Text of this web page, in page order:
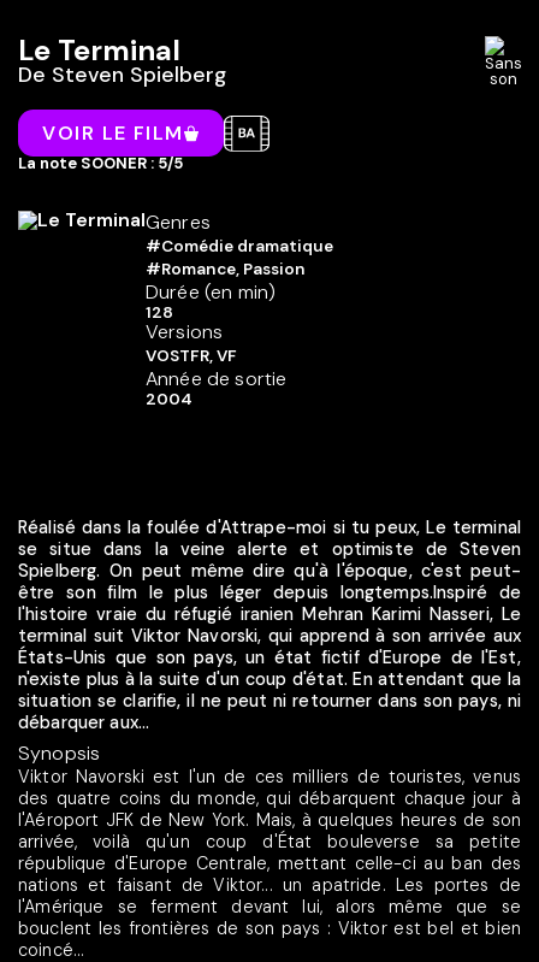
Le Terminal
De Steven Spielberg
VOIR LE FILM
La note SOONER : 5/5
Genres
#Comédie dramatique
#Romance, Passion
Durée (en min)
128
Versions
VOSTFR, VF
Année de sortie
2004
Réalisé dans la foulée d'Attrape-moi si tu peux, Le terminal
se situe dans la veine alerte et optimiste de Steven
Spielberg. On peut même dire qu'à l'époque, c'est peut-
être son film le plus léger depuis longtemps.Inspiré de
l'histoire vraie du réfugié iranien Mehran Karimi Nasseri, Le
terminal suit Viktor Navorski, qui apprend à son arrivée aux
États-Unis que son pays, un état fictif d'Europe de l'Est,
n'existe plus à la suite d'un coup d'état. En attendant que la
situation se clarifie, il ne peut ni retourner dans son pays, ni
débarquer aux...
Synopsis
Viktor Navorski est l'un de ces milliers de touristes, venus
des quatre coins du monde, qui débarquent chaque jour à
l'Aéroport JFK de New York. Mais, à quelques heures de son
arrivée, voilà qu'un coup d'État bouleverse sa petite
république d'Europe Centrale, mettant celle-ci au ban des
nations et faisant de Viktor... un apatride. Les portes de
l'Amérique se ferment devant lui, alors même que se
bouclent les frontières de son pays : Viktor est bel et bien
coincé...